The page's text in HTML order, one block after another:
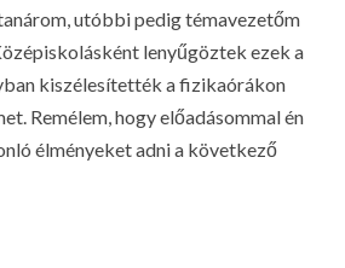
utóbbi pedig témavezetőm
lenyűgöztek ezek a
kiszélesítették a fizikaórákon
Remélem, hogy előadásommal én
élményeket adni a következő